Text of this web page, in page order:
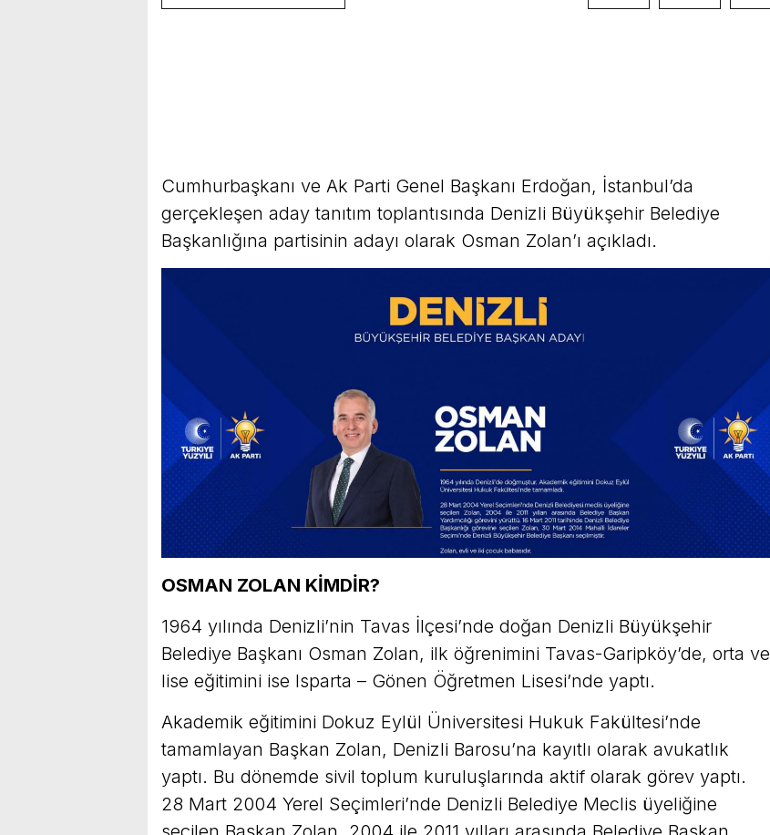
Cumhurbaşkanı ve Ak Parti Genel Başkanı Erdoğan, İstanbul’da
gerçekleşen aday tanıtım toplantısında Denizli Büyükşehir Belediye
Başkanlığına partisinin adayı olarak Osman Zolan’ı açıkladı.
OSMAN ZOLAN KİMDİR?
1964 yılında Denizli’nin Tavas İlçesi’nde doğan Denizli Büyükşehir
Belediye Başkanı Osman Zolan, ilk öğrenimini Tavas-Garipköy’de, orta ve
lise eğitimini ise Isparta – Gönen Öğretmen Lisesi’nde yaptı.
Akademik eğitimini Dokuz Eylül Üniversitesi Hukuk Fakültesi’nde
tamamlayan Başkan Zolan, Denizli Barosu’na kayıtlı olarak avukatlık
yaptı. Bu dönemde sivil toplum kuruluşlarında aktif olarak görev yaptı.
28 Mart 2004 Yerel Seçimleri’nde Denizli Belediye Meclis üyeliğine